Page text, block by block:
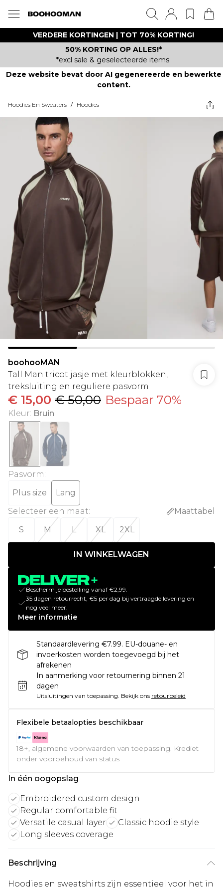
VERDERE KORTINGEN | TOT 70% KORTING!
50% KORTING OP ALLES!*
*excl sale & geselecteerde items.
Deze website bevat door AI gegenereerde en bewerkte
content.
Hoodies En Sweaters / Hoodies
boohooMAN
Tall Man tricot jasje met kleurblokken,
treksluiting en reguliere pasvorm
€ 15,00 € 50,00 Bespaar 70%
Kleur: Bruin
Pasvorm:
Plus size
Lang
Selecteer een maat:
Maattabel
S
M L XL 2XL
IN WINKELWAGEN
Bescherm je bestelling vanaf €2,99.
35 dagen retourrecht, €5 per dag bij vertraagde levering en
nog veel meer.
Meer informatie
Standaardlevering €7.99. EU-douane- en
invoerkosten worden toegevoegd bij het
afrekenen
In aanmerking voor retournering binnen 21
dagen
Uitsluitingen van toepassing. Bekijk ons retourbeleid
Flexibele betaalopties beschikbaar
18+, algemene voorwaarden van toepassing. Krediet
onder voorbehoud van status
In één oogopslag
Embroidered custom design
Regular comfortable fit
Versatile casual layer
Classic hoodie style
Long sleeves coverage
Beschrijving
Hoodies en sweatshirts zijn essentieel voor het in